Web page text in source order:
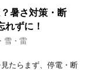
暑さ対策・断
れずに！
雪・雷
たらまず、停電・断